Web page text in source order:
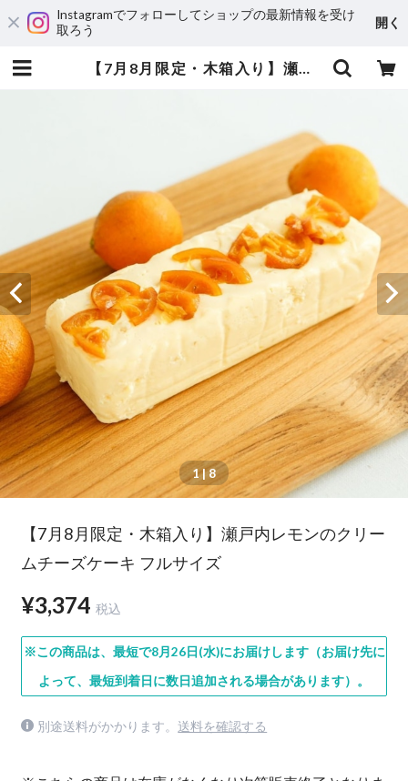
Instagramでフォローしてショップの最新情報を受け
取ろう
開く
【7月8月限定・木箱入り】瀬戸内レモンのクリームチーズケーキ フルサイズ | 倉敷チーズケーキ隊
1| 8
【7月8月限定・木箱入り】瀬戸内レモンのクリー
ムチーズケーキ フルサイズ
¥3,374 税込
※この商品は、最短で8月26日(水)にお届けします（お届け先に
よって、最短到着日に数日追加される場合があります）。
別途送料がかかります。 送料を確認する